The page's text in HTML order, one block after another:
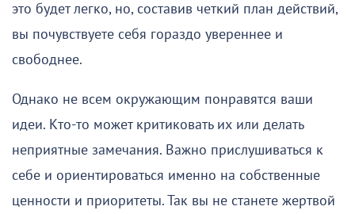
это будет легко, но, составив четкий план действий,
вы почувствуете себя гораздо увереннее и
свободнее.
Однако не всем окружающим понравятся ваши
идеи. Кто-то может критиковать их или делать
неприятные замечания. Важно прислушиваться к
себе и ориентироваться именно на собственные
ценности и приоритеты. Так вы не станете жертвой